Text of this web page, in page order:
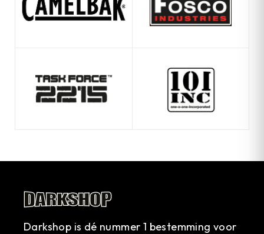
Darkshop is dé nummer 1 bestemming voor